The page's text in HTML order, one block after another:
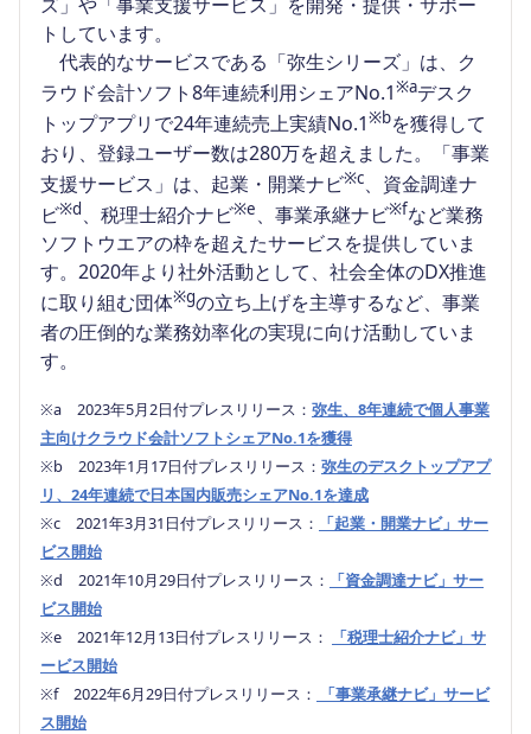
トしています。
代表的なサービスである「弥生シリーズ」は、ク
ラウド会計ソフト8年連続利用シェアNo.1※aデスク
トップアプリで24年連続売上実績No.1※bを獲得して
おり、登録ユーザー数は280万を超えました。「事業
支援サービス」は、起業・開業ナビ※c、資金調達ナ
ビ※d、税理士紹介ナビ※e、事業承継ナビ※fなど業務
ソフトウエアの枠を超えたサービスを提供していま
す。2020年より社外活動として、社会全体のDX推進
に取り組む団体※gの立ち上げを主導するなど、事業
者の圧倒的な業務効率化の実現に向け活動していま
す。
※a 2023年5月2日付プレスリリース： 弥生、8年連続で個人事業
主向けクラウド会計ソフトシェアNo.1を獲得
※b 2023年1月17日付プレスリリース： 弥生のデスクトップアプ
リ、24年連続で日本国内販売シェアNo.1を達成
※c 2021年3月31日付プレスリリース：
「起業・開業ナビ」サー
ビス開始
※d 2021年10月29日付プレスリリース：
「資金調達ナビ」サー
ビス開始
※e 2021年12月13日付プレスリリース：
「税理士紹介ナビ」サ
ービス開始
※f 2022年6月29日付プレスリリース：
「事業承継ナビ」サービ
ス開始